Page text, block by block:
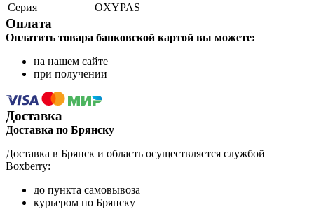
Серия
OXYPAS
Оплата
Оплатить товара банковской картой вы можете:
на нашем сайте
при получении
Доставка
Доставка по Брянску
Доставка в Брянск и область осуществляется службой
Boxberry:
до пункта самовывоза
курьером по Брянску